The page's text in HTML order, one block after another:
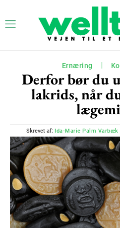
Ernæring
Derfor bør du
lakrids, når
Skrevet af: Ida-Marie Palm Varbæk